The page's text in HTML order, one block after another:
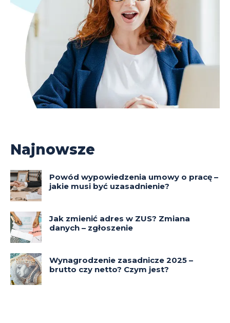
Najnowsze
Powód wypowiedzenia umowy o pracę –
jakie musi być uzasadnienie?
Jak zmienić adres w ZUS? Zmiana
danych – zgłoszenie
Wynagrodzenie zasadnicze 2025 –
brutto czy netto? Czym jest?